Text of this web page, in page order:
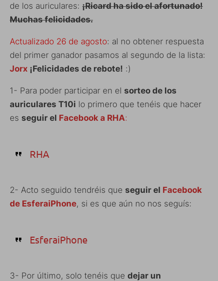
de los auriculares: ¡Ricard ha sido el afortunado!
Muchas felicidades.
Actualizado 26 de agosto: al no obtener respuesta
del primer ganador pasamos al segundo de la lista:
Jorx ¡Felicidades de rebote! :)
1- Para poder participar en el sorteo de los
auriculares T10i lo primero que tenéis que hacer
es seguir el Facebook a RHA:
RHA
2- Acto seguido tendréis que seguir el Facebook
de EsferaiPhone, si es que aún no nos seguís:
EsferaiPhone
3- Por último, solo tenéis que dejar un